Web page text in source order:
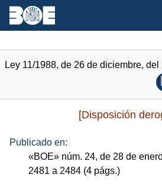
Ley 11/1988, de 26 de diciembre,
[Disposición
Publicado en:
«BOE» núm. 24, de 28 de
2481 a 2484 (4 págs.)